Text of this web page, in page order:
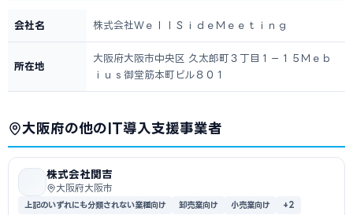
会社名 株式会社ＷｅｌｌＳｉｄｅＭｅｅｔｉｎｇ
所在地
大阪府大阪市中央区 久太郎町３丁目１－１５Ｍｅｂ
ｉｕｓ御堂筋本町ビル８０１
大阪府の他のIT導入支援事業者
株式会社関吉
大阪府大阪市
上記のいずれにも分類されない業種向け 卸売業向け 小売業向け +2